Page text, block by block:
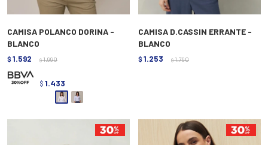
CAMISA POLANCO DORINA -
BLANCO
$ 1.592 $ 1.990
$ 1.433
CAMISA D.CASSIN ERRANTE -
BLANCO
$ 1.253 $ 1.790